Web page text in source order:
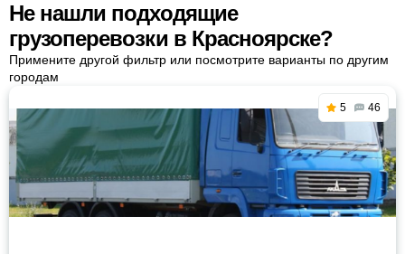
Не нашли подходящие
грузоперевозки в Красноярске?
Примените другой фильтр или посмотрите варианты по другим
городам
5 46